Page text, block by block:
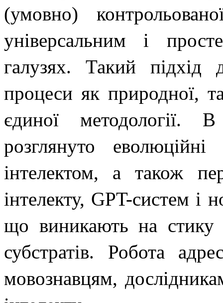
(умовно)
універсальним і
галузях. Такий підхід
процеси як природної,
єдиної методології.
розглянуто
інтелектом, а також
інтелекту, GPT-систем і
що виникають на стику
субстратів. Робота
мовознавцям,